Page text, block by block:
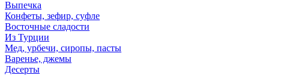
Выпечка
Конфеты, зефир, суфле
Восточные сладости
Из Турции
Мед, урбечи, сиропы, пасты
Варенье, джемы
Десерты